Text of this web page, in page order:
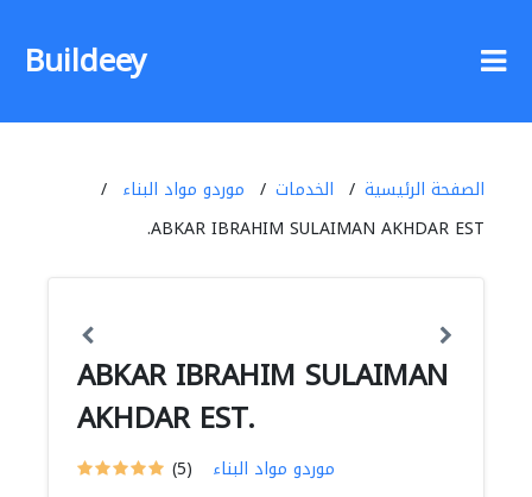
Buildeey
الصفحة الرئيسية الخدمات
موردو مواد البناء
ABKAR IBRAHIM SULAIMAN AKHDAR EST.
ABKAR IBRAHIM SULAIMAN
AKHDAR EST.
(5) موردو مواد البناء